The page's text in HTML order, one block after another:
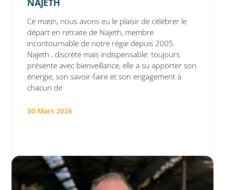
NAJETH
Ce matin, nous avons eu le plaisir de célébrer le
départ en retraite de Najeth, membre
incontournable de notre régie depuis 2005.
Najeth , discrète mais indispensable: toujours
présente avec bienveillance, elle a su apporter son
énergie, son savoir-faire et son engagement à
chacun de
30 Mars 2026